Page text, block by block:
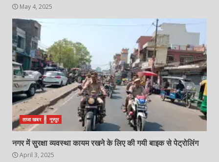
May 4, 2025
ताजा खबर नूरपुर
नगर में सुरक्षा व्यवस्था कायम रखने के लिए की गयी बाइक से पेट्रोलिंग
April 3, 2025